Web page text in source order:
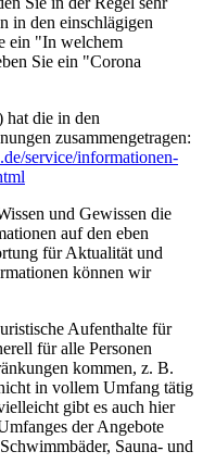
in den einschlägigen
ein "In welchem
Sie ein "Corona
hat die in den
zusammengetragen:
­service/­informationen-
und Gewissen die
auf den eben
für Aktualität und
können wir
Aufenthalte für
für alle Personen
kommen, z. B.
in vollem Umfang tätig
gibt es auch hier
der Angebote
Sauna- und